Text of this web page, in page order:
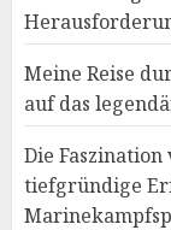
Meine Reise
auf das
Die
tiefgründige